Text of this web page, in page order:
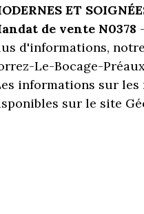
ET
de vente N0378
d'informations,
Le-Bocage-
informations sur les
sur le site